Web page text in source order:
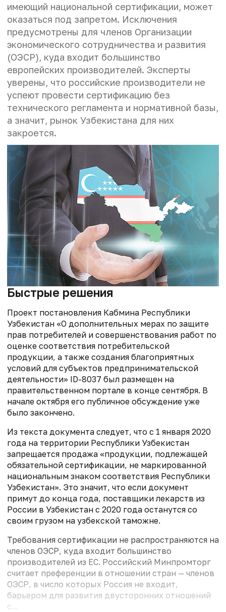
имеющий национальной сертификации, может
оказаться под запретом. Исключения
предусмотрены для членов Организации
экономического сотрудничества и развития
(ОЭСР), куда входит большинство
европейских производителей. Эксперты
уверены, что российские производители не
успеют провести сертификацию без
технического регламента и нормативной базы,
а значит, рынок Узбекистана для них
закроется.
Быстрые решения
Проект постановления Кабмина Республики
Узбекистан «О дополнительных мерах по защите
прав потребителей и совершенствования работ по
оценке соответствия потребительской
продукции, а также создания благоприятных
условий для субъектов предпринимательской
деятельности» ID-8037 был размещен на
правительственном портале в конце сентября. В
начале октября его публичное обсуждение уже
было закончено.
Из текста документа следует, что с 1 января 2020
года на территории Республики Узбекистан
запрещается продажа «продукции, подлежащей
обязательной сертификации, не маркированной
национальным знаком соответствия Республики
Узбекистан». Это значит, что если документ
примут до конца года, поставщики лекарств из
России в Узбекистан с 2020 года останутся со
своим грузом на узбекской таможне.
Требования сертификации не распространяются на
членов ОЭСР, куда входит большинство
производителей из ЕС. Российский Минпромторг
считает преференции в отношении стран — членов
ОЭСР, в число которых Россия не входит,
барьером для развития двусторонних отношений
с...